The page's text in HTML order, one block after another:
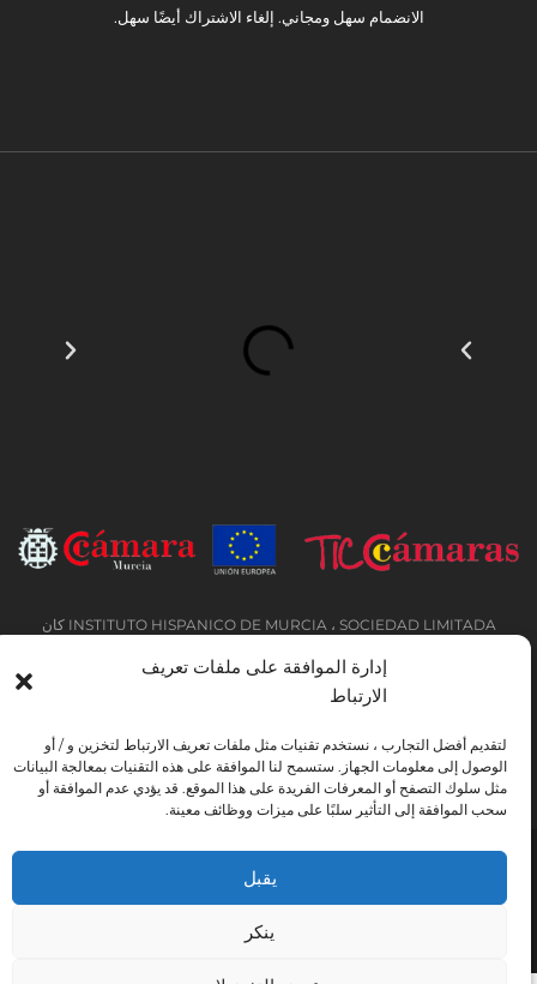
إدارة الموافقة على ملفات تعريف
الارتباط
لتقديم أفضل التجارب ، نستخدم تقنيات مثل ملفات تعريف الارتباط لتخزين و / أو
الوصول إلى معلومات الجهاز. ستسمح لنا الموافقة على هذه التقنيات بمعالجة البيانات
مثل سلوك التصفح أو المعرفات الفريدة على هذا الموقع. قد يؤدي عدم الموافقة أو
سحب الموافقة إلى التأثير سلبًا على ميزات ووظائف معينة.
يقبل
ينكر
الانضمام سهل ومجاني. إلغاء الاشتراك أيضًا سهل.
INSTITUTO HISPANICO DE MURCIA ، SOCIEDAD LIMITADA كان
تكنولوجيا المعلومات والاتصالات وإمكانية الوصول إليها ، وبفضل ذلك نفذت الحلول
التالية: التواجد عبر الإنترنت من خلال موقع إلكتروني. تم اتخاذ الإجراء الحالي في عام
مورسيا.
Instituto Hispánico de Murcia © 2026